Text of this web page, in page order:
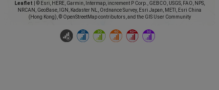
Leaflet
© Esri, HERE, Garmin, Intermap, increment P Corp., GEBCO, USGS, FAO, NPS,
NRCAN, GeoBase, IGN, Kadaster NL, Ordnance Survey, Esri Japan, METI, Esri China
(Hong Kong), © OpenStreetMap contributors, and the GIS User Community